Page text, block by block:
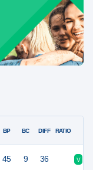
BP BC DIFF RATIO
45 9 36 V